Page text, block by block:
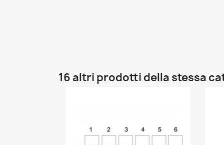
16 altri prodotti della stessa